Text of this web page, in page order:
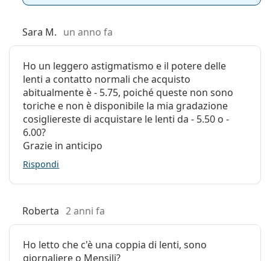
Sara M. un anno fa
Ho un leggero astigmatismo e il potere delle
lenti a contatto normali che acquisto
abitualmente è - 5.75, poiché queste non sono
toriche e non è disponibile la mia gradazione
cosigliereste di acquistare le lenti da - 5.50 o -
6.00?
Grazie in anticipo
Rispondi
Roberta 2 anni fa
Ho letto che c'è una coppia di lenti, sono
giornaliere o Mensili?